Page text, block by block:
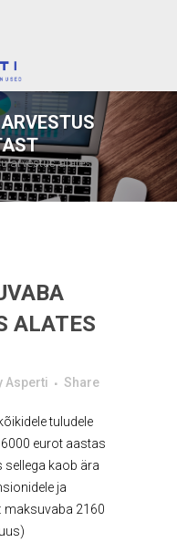
arvestus alates
ALATES
Asperti Share
tuludele
eurot aastas
sellega kaob ära
ja
maksuvaba 2160